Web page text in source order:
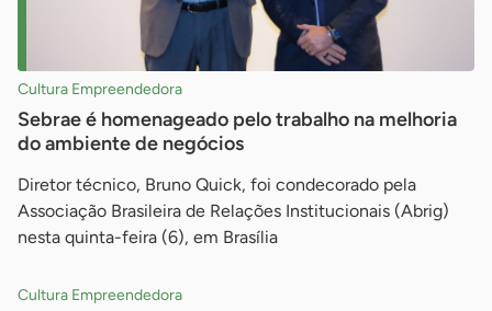
Cultura Empreendedora
Sebrae é homenageado pelo trabalho na melhoria
do ambiente de negócios
Diretor técnico, Bruno Quick, foi condecorado pela
Associação Brasileira de Relações Institucionais (Abrig)
nesta quinta-feira (6), em Brasília
Cultura Empreendedora